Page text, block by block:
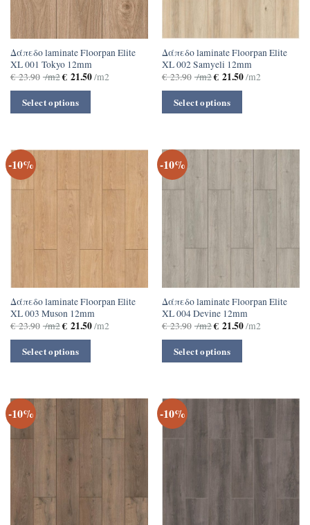
Δάπεδο laminate Floorpan Elite
XL 001 Tokyo 12mm
€23.90 /m2€21.50/m2
Select options
Δάπεδο laminate Floorpan Elite
XL 002 Samyeli 12mm
€23.90 /m2€21.50/m2
Select options
-10%
Δάπεδο laminate Floorpan Elite
XL 003 Muson 12mm
€23.90 /m2€21.50/m2
Select options
-10%
Δάπεδο laminate Floorpan Elite
XL 004 Devine 12mm
€23.90 /m2€21.50/m2
Select options
-10% -10%